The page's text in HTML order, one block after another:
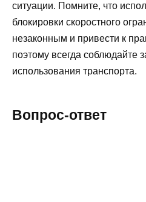
ситуации. Помните, что
блокировки скоростного
незаконным и привести к
поэтому всегда соблюдайте
использования транспорта.
Вопрос-ответ